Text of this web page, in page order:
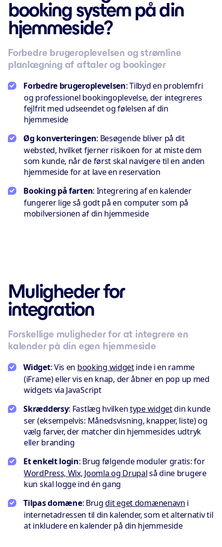
booking system på din
hjemmeside?
Forbedre brugeroplevelsen og strømline
planlægning af aftaler og bookinger
Forbedre brugeroplevelsen: Tilbyd en problemfri
og professionel bookingoplevelse, der integreres
fejlfrit med udseendet og følelsen af din
hjemmeside
Øg konverteringen: Besøgende bliver på dit
websted, hvilket fjerner risikoen for at miste dem
som kunde, når de først skal navigere til en anden
hjemmeside for at lave en reservation
Booking på farten: Integrering af en kalender
fungerer lige så godt på en computer som på
mobilversionen af din hjemmeside
Muligheder for
integration
Forskellige muligheder for at integrere en
kalender på din egen hjemmeside
Widget: Vis en booking widgetinde i en ramme
(iFrame) eller vis en knap, der åbner en pop up med
widgets via JavaScript
Skræddersy: Fastlæg hvilkentype widgetdin kunde
ser (eksempelvis: Månedsvisning, knapper, liste) og
vælg farver, der matcher din hjemmesides udtryk
eller branding
Et enkelt login: Brug følgende moduler gratis: for
WordPress, Wix, Joomla og Drupalså dine brugere
kun skal logge ind én gang
Tilpas domæne: Brugdit eget domænenavn i
internetadressen til din kalender, som et alternativ til
at inkludere en kalender på din hjemmeside